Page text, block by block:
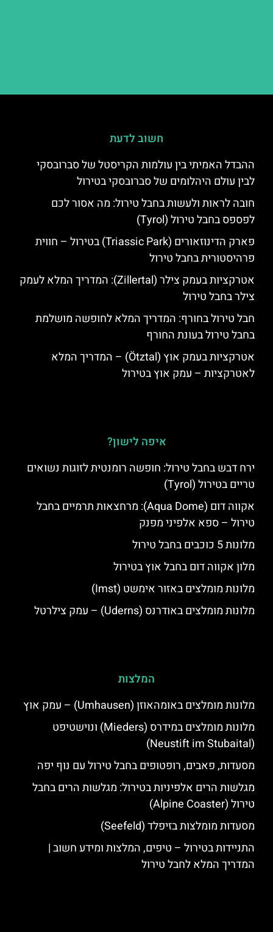
חשוב לדעת
ההבדל האמיתי בין עולמות הקריסטל של סברובסקי
לבין עולם היהלומים של סברובסקי בטירול
חובה לראות ולעשות בחבל טירול: מה אסור לכם
לפספס בחבל טירול (Tyrol)
פארק הדינוזאורים (Triassic Park) בטירול – חווית
פרהיסטורית בחבל טירול
אטרקציות בעמק צילר (Zillertal): המדריך המלא לעמק
צילר בחבל טירול
חבל טירול בחורף: המדריך המלא לחופשה מושלמת
בחבל טירול בעונת החורף
אטרקציות בעמק אוץ (Ötztal) – המדריך המלא
לאטרקציות – עמק אוץ בטירול
איפה לישון?
ירח דבש בחבל טירול: חופשה רומנטית לזוגות נשואים
טריים בטירול (Tyrol)
אקווה דום (Aqua Dome): מרחצאות תרמיים בחבל
טירול – ספא אלפיני מפנק
מלונות 5 כוכבים בחבל טירול
מלון אקווה דום בחבל אוץ בטירול
מלונות מומלצים באזור אימשט (Imst)
מלונות מומלצים באודרנס (Uderns) – עמק צילרטל
המלצות
מלונות מומלצים באומהאוזן (Umhausen) – עמק אוץ
מלונות מומלצים במידרס (Mieders) ונוישטיפט
(Neustift im Stubaital)
מסעדות, פאבים, רופטופים בחבל טירול עם נוף יפה
מגלשות הרים אלפיניות בטירול: מגלשות הרים בחבל
טירול (Alpine Coaster)
מסעדות מומלצות בזיפלד (Seefeld)
התניידות בטירול – טיפים, המלצות ומידע חשוב |
המדריך המלא לחבל טירול